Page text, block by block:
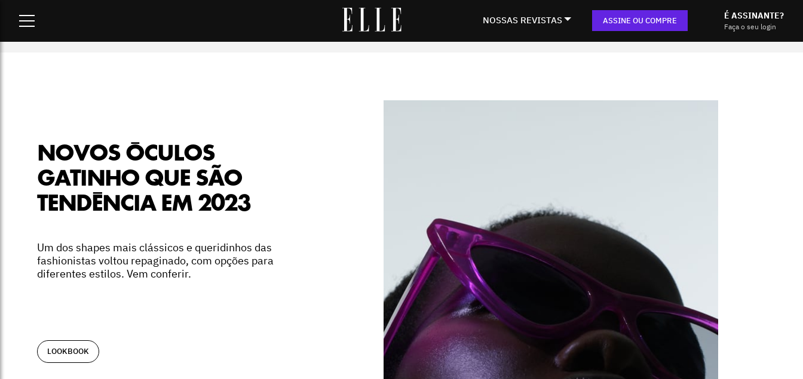
NOSSAS REVISTAS ASSINE OU COMPRE É ASSINANTE?
Faça o seu login
NOVOS ÓCULOS
GATINHO QUE SÃO
TENDÊNCIA EM 2023
Um dos shapes mais clássicos e queridinhos das
fashionistas voltou repaginado, com opções para
diferentes estilos. Vem conferir.
LOOKBOOK